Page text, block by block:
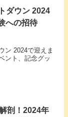
ダウン 2024
への招待
ン 2024で迎えま
ント、記念グッ
剖！2024年